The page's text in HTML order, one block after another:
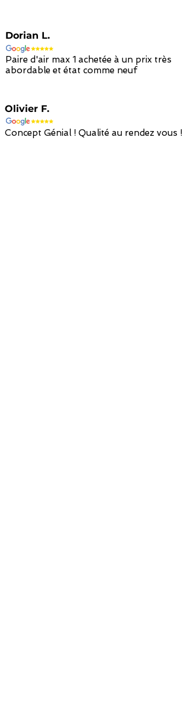
Dorian L.
Paire d'air max 1 achetée à un prix très
abordable et état comme neuf
Olivier F.
Concept Génial ! Qualité au rendez vous !